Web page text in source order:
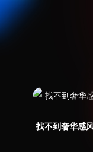
找不到奢华感